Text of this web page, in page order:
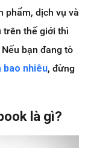
phẩm, dịch vụ và
trên thế giới thì
bạn đang tò
bao nhiêu, đừng
là gì?